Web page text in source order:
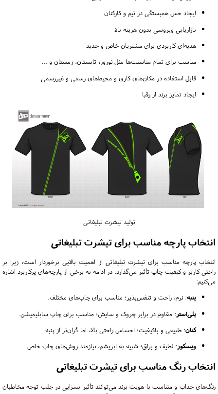
ایجاد حس همبستگی در تیم و کارکنان
بازاریابی ویروسی بدون هزینه بالا
هدیه‌ای کاربردی برای مشتریان خاص و جدید
مناسب برای تمام مناسبت‌ها مثل نوروز، تابستان، زمستان و ...
قابل استفاده در مکان‌های کاری و محیط‌های رسمی و غیررسمی
ایجاد تمایز برند از رقبا
تولید تیشرت تبلیغاتی
انتخاب پارچه مناسب برای تیشرت تبلیغاتی
انتخاب پارچه مناسب برای تیشرت تبلیغاتی از اهمیت بالایی برخوردار است، زیرا بر
راحتی کاربر و کیفیت چاپ تأثیر می‌گذارد. در ادامه به برخی از پارچه‌های پرکاربرد اشاره
می‌کنیم:
پنبه: نرم، راحت و تنفس‌پذیر؛ مناسب برای چاپ‌های مختلف.
پلی‌استر : مقاوم در برابر چروک و سایش؛ مناسب برای چاپ سابلیمیشن.
کتان: طبیعی و باکیفیت؛ احساس راحتی بالا، اما گران‌تر از پنبه.
ویسکوز: لطیف و براق؛ شبیه به ابریشم، نیازمند روش‌های چاپ خاص.
انتخاب رنگ مناسب برای تیشرت تبلیغاتی
رنگ‌های جذاب و متناسب با هویت برند می‌توانند تأثیر بسزایی در جلب توجه مخاطبان